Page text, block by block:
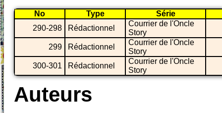
No Type
Série
290-298
Rédactionnel
Courrier de l'Oncle
Story
299
Rédactionnel
Courrier de l'Oncle
Story
300-301
Rédactionnel
Courrier de l'Oncle
Story
Auteurs